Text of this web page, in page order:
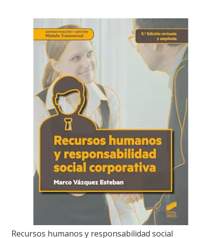
Recursos humanos y responsabilidad social